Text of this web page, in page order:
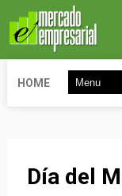
HOME
Día del